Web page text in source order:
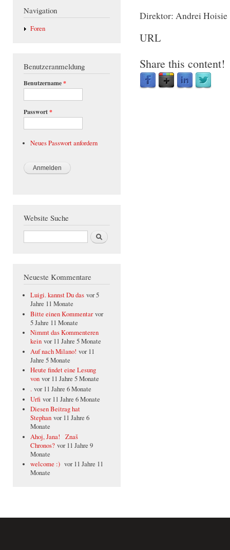
Navigation
Foren
Benutzeranmeldung
Benutzername*
Passwort*
Neues Passwort anfordern
Website Suche
Suche
Neueste Kommentare
Luigi. kannst Du das vor 5
Jahre 11 Monate
Bitte einen Kommentar vor
5 Jahre 11 Monate
Nimmt das Kommenteren
kein vor 11 Jahre 5 Monate
Auf nach Milano! vor 11
Jahre 5 Monate
Heute findet eine Lesung
von vor 11 Jahre 5 Monate
. vor 11 Jahre 6 Monate
Urfi vor 11 Jahre 6 Monate
Diesen Beitrag hat
Stephan vor 11 Jahre 6
Monate
Ahoj, Jana! Znaš
Chronos? vor 11 Jahre 9
Monate
welcome :) vor 11 Jahre 11
Monate
Direktor: Andrei Hoisie
URL
Share this content!